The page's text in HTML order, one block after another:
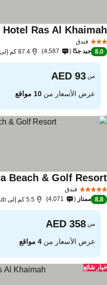
فندق
Hotel Ras Al
8.0 جيد جدًا 4,587 87.4 كم إلى شاطئ جميرا
من
عرض الأسعار من10 مواقع
فندق
Beach & Golf
8.8 ممتاز 4,071 5.5 كم إلى Ras Al-Khaimah Water Ski Club
من
عرض الأسعار من4 مواقع
شائع